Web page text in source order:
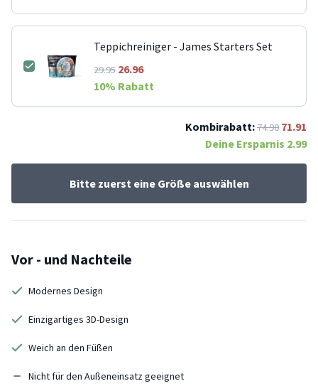
Teppichreiniger - James Starters Set
29.9526.96
10% Rabatt
Kombirabatt:74.90 71.91
Deine Ersparnis 2.99
Bitte zuerst eine Größe auswählen
Vor - und Nachteile
Modernes Design
Einzigartiges 3D-Design
Weich an den Füßen
Nicht für den Außeneinsatz geeignet